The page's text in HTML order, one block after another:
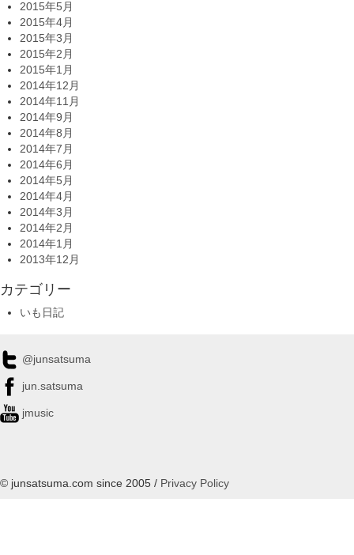
2015年5月
2015年4月
2015年3月
2015年2月
2015年1月
2014年12月
2014年11月
2014年9月
2014年8月
2014年7月
2014年6月
2014年5月
2014年4月
2014年3月
2014年2月
2014年1月
2013年12月
カテゴリー
いも日記
@junsatsuma
jun.satsuma
jmusic
© junsatsuma.com since 2005 / Privacy Policy